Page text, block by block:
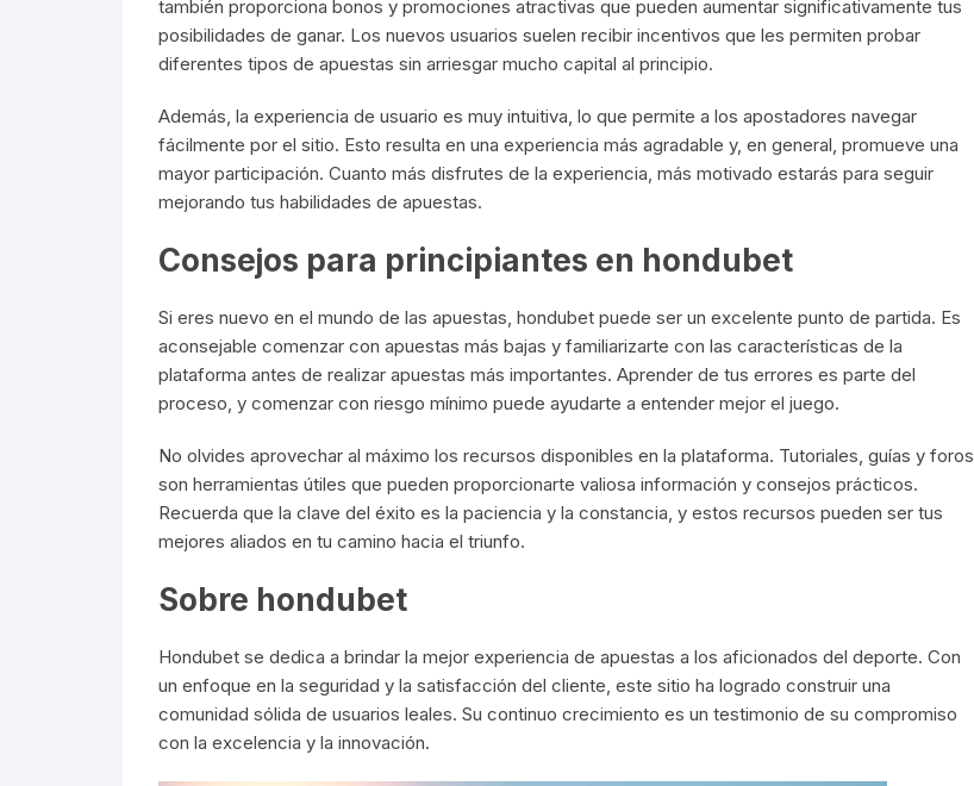
también proporciona bonos y promociones atractivas que pueden aumentar significativamente tus
posibilidades de ganar. Los nuevos usuarios suelen recibir incentivos que les permiten probar
diferentes tipos de apuestas sin arriesgar mucho capital al principio.
Además, la experiencia de usuario es muy intuitiva, lo que permite a los apostadores navegar
fácilmente por el sitio. Esto resulta en una experiencia más agradable y, en general, promueve una
mayor participación. Cuanto más disfrutes de la experiencia, más motivado estarás para seguir
mejorando tus habilidades de apuestas.
Consejos para principiantes en hondubet
Si eres nuevo en el mundo de las apuestas, hondubet puede ser un excelente punto de partida. Es
aconsejable comenzar con apuestas más bajas y familiarizarte con las características de la
plataforma antes de realizar apuestas más importantes. Aprender de tus errores es parte del
proceso, y comenzar con riesgo mínimo puede ayudarte a entender mejor el juego.
No olvides aprovechar al máximo los recursos disponibles en la plataforma. Tutoriales, guías y foros
son herramientas útiles que pueden proporcionarte valiosa información y consejos prácticos.
Recuerda que la clave del éxito es la paciencia y la constancia, y estos recursos pueden ser tus
mejores aliados en tu camino hacia el triunfo.
Sobre hondubet
Hondubet se dedica a brindar la mejor experiencia de apuestas a los aficionados del deporte. Con
un enfoque en la seguridad y la satisfacción del cliente, este sitio ha logrado construir una
comunidad sólida de usuarios leales. Su continuo crecimiento es un testimonio de su compromiso
con la excelencia y la innovación.